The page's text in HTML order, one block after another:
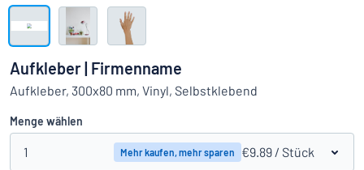
Das Gesuchte nicht gefunden? Schild hier entwerfen
Alle Kategorien anzeigen
Einloggen
Kundenservice
Privat
Aufkleber | Firmenname
Aufkleber, 300x80 mm, Vinyl, Selbstklebend
Menge wählen
1 Mehr kaufen, mehr sparen €9.89 / Stück